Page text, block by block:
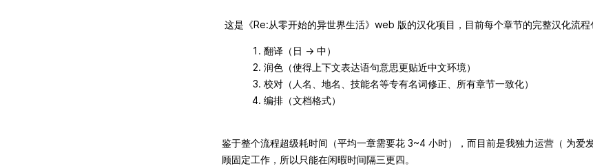
这是《Re:从零开始的异世界生活》web 版的汉化项目，目前每个章节的完整汉化流程
翻译（日 -> 中）
润色（使得上下文表达语句意思更贴近中文环境）
校对（人名、地名、技能名等专有名词修正、所有章节一致化）
编排（文档格式）
鉴于整个流程超级耗时间（平均一章需要花 3~4 小时），而目前是我独力运营（ 为爱
顾固定工作，所以只能在闲暇时间隔三更四。